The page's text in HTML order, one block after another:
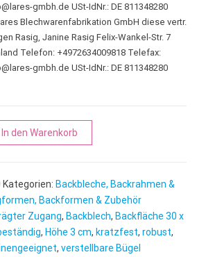
gmbh.de USt-IdNr.: DE 811348280
Blechwarenfabrikation GmbH diese vertr.
Rasig, Janine Rasig Felix-Wankel-Str. 7
Telefon: +4972634009818 Telefax:
gmbh.de USt-IdNr.: DE 811348280
| mit ausziehbaren Bügeln Menge
In den Warenkorb
e
r
n
a
t
Kategorien: Backbleche, Backrahmen &
Backformen & Zubehör
Zugang, Backblech, Backfläche 30 x
, Höhe 3 cm, kratzfest, robust,
, verstellbare Bügel